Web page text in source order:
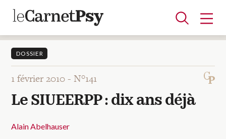
Articles
A la une
Adolescence
Dispositif
Enfance
Périnatalité
Psychanalyse
Psychopathologie
Soin
DOSSIER
1 février 2010 -N°141
Le SIUEERPP : dix ans déjà
Alain Abelhauser